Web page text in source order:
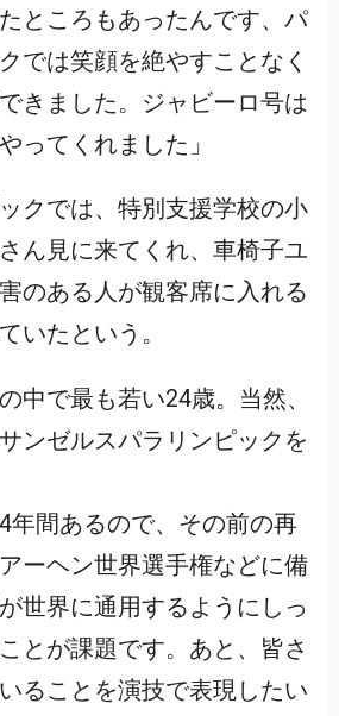
ところもあったんです、パ
では笑顔を絶やすことなく
きました。ジャビーロ号は
ってくれました」
クでは、特別支援学校の小
ん見に来てくれ、車椅子ユ
のある人が観客席に入れる
いたという。
中で最も若い24歳。当然、
ンゼルスパラリンピックを
年間あるので、その前の再
ーヘン世界選手権などに備
世界に通用するようにしっ
とが課題です。あと、皆さ
ることを演技で表現したい